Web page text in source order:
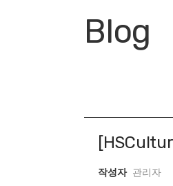
Blog
작성자 관리자